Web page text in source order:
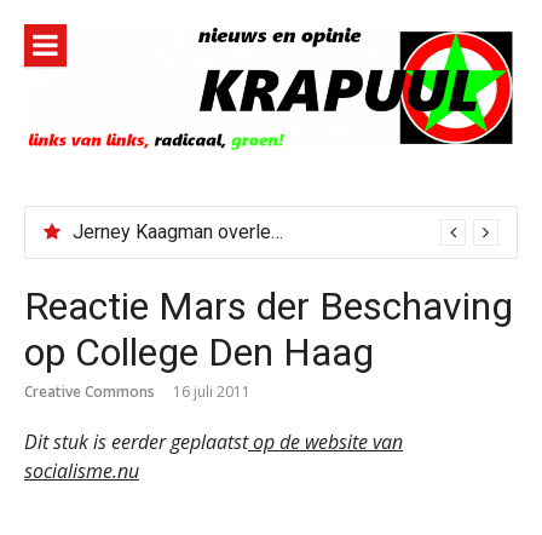
inhoud
Jerney Kaagman overleden
Reactie Mars der Beschaving
op College Den Haag
Creative Commons 16 juli 2011
Dit stuk is eerder geplaatstop de website van
socialisme.nu